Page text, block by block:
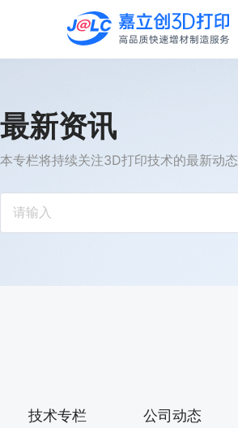
高品质快速增材制造服务
最新资讯
本专栏将持续关注3D打印技术的最新动态
技术专栏 公司动态